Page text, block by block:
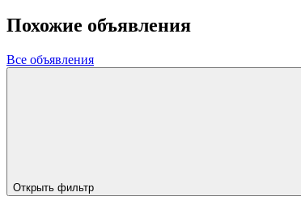
Похожие объявления
Все объявления
Открыть фильтр